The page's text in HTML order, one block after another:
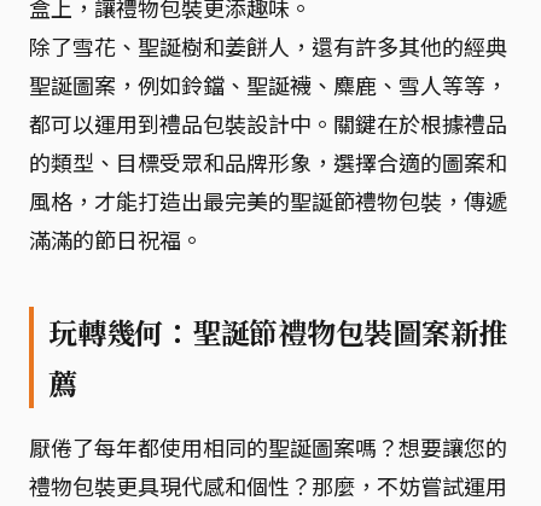
盒上，讓禮物包裝更添趣味。
除了雪花、聖誕樹和姜餅人，還有許多其他的經典
聖誕圖案，例如鈴鐺、聖誕襪、麋鹿、雪人等等，
都可以運用到禮品包裝設計中。關鍵在於根據禮品
的類型、目標受眾和品牌形象，選擇合適的圖案和
風格，才能打造出最完美的聖誕節禮物包裝，傳遞
滿滿的節日祝福。
玩轉幾何：聖誕節禮物包裝圖案新推
薦
厭倦了每年都使用相同的聖誕圖案嗎？想要讓您的
禮物包裝更具現代感和個性？那麼，不妨嘗試運用